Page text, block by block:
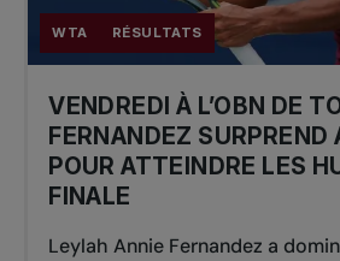
WTA RÉSULTATS
VENDREDI À L’OBN DE
FERNANDEZ SURPREND
POUR ATTEINDRE LES
FINALE
Leylah Annie Fernandez a